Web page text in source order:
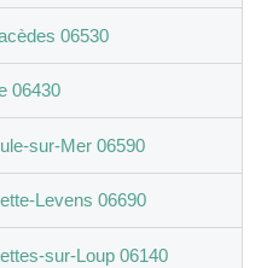
06530
06430
sur-Mer 06590
Levens 06690
sur-Loup 06140